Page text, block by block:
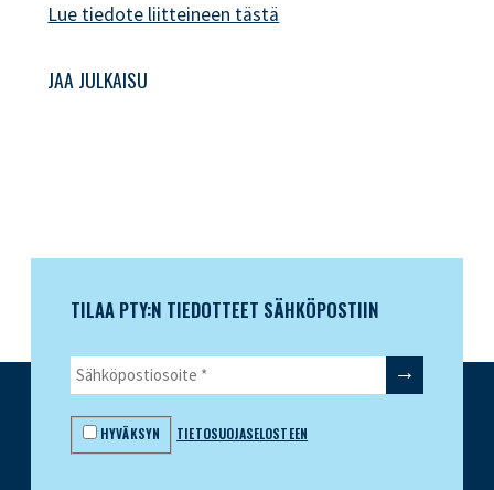
Lue tiedote liitteineen tästä
JAA JULKAISU
TILAA PTY:N TIEDOTTEET SÄHKÖPOSTIIN
HYVÄKSYN TIETOSUOJASELOSTEEN